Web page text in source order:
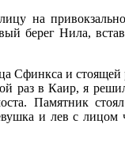
на
берег Нила,
Сфинкса и
раз в Каир, я
Памятник
и лев с лицом